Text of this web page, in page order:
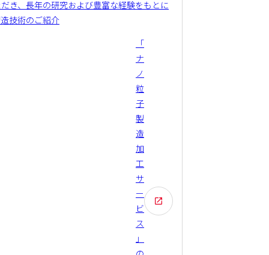
き、長年の研究および豊富な経験をもとに
技術のご紹介
「
ナ
ノ
粒
子
製
造
加
工
サ
ー
ビ
ス
」